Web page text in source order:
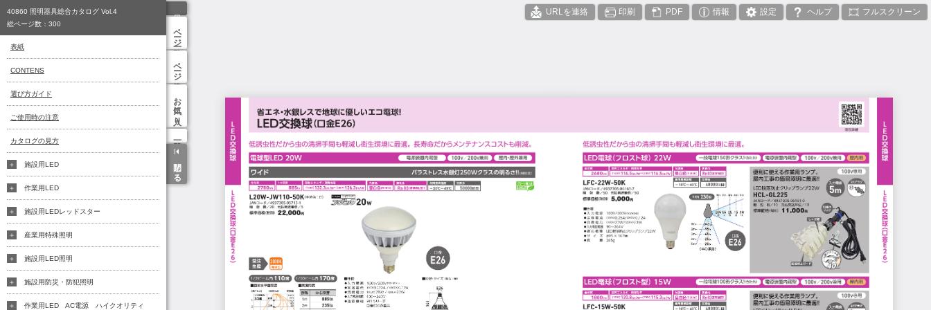
URLを連絡 印刷 PDF 情報 設定 ヘルプ フルスクリーン
ページ一覧
ページ検索
お気に入り
閉じる
40860 照明器具総合カタログ Vol.4
総ページ数： 300
表紙
CONTENS
選び方ガイド
ご使用時の注意
カタログの見方
施設用LED
作業用LED
施設用LEDレッドスター
産業用特殊照明
施設用LED照明
施設用防災・防犯照明
作業用LED AC電源 ハイクオリティ